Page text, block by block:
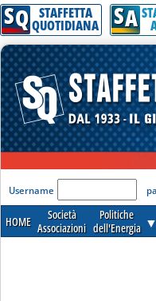
SQ STAFFETTA
QUOTIDIANA SA
'Modulo Login per
Username
HOME
Società
Associazioni
Politiche
dell'Energia ▼